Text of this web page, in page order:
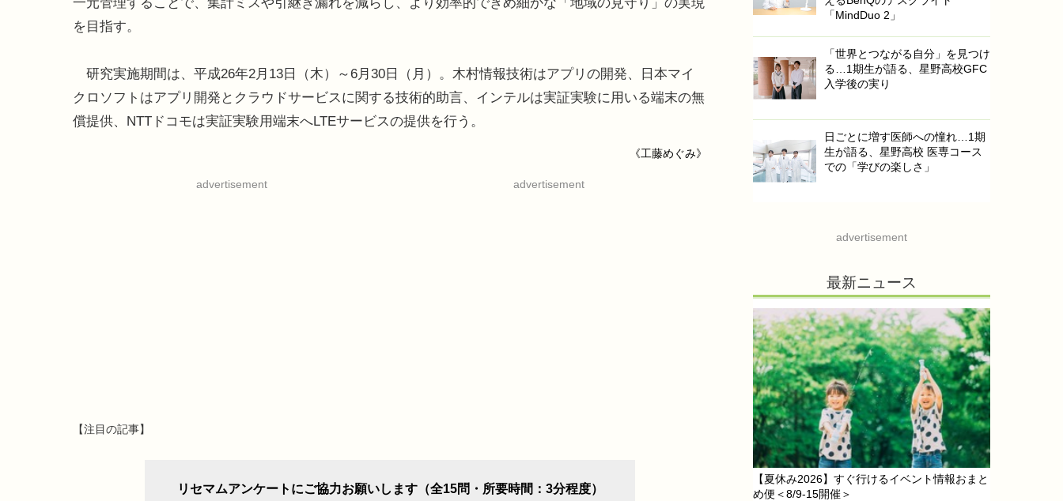
を目指す。
研究実施期間は、平成26年2月13日（木）～6月30日（月）。木村情報技術はアプリの開発、日本マイ
クロソフトはアプリ開発とクラウドサービスに関する技術的助言、インテルは実証実験に用いる端末の無
償提供、NTTドコモは実証実験用端末へLTEサービスの提供を行う。
《工藤めぐみ》
advertisement advertisement
【注目の記事】
リセマムアンケートにご協力お願いします（全15問・所要時間：3分程度）
「MindDuo 2」
「世界とつながる自分」を見つけ
る…1期生が語る、星野高校GFC
入学後の実り
日ごとに増す医師への憧れ…1期
生が語る、星野高校 医専コース
での「学びの楽しさ」
advertisement
最新ニュース
【夏休み2026】すぐ行けるイベント情報おまと
め便＜8/9-15開催＞